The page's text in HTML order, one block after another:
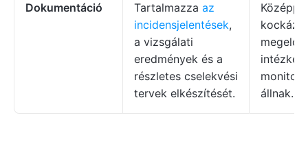
Dokumentáció Tartalmazza az
incidensjelentések,
a vizsgálati
eredmények és a
részletes cselekvési
tervek elkészítését.
állnak.